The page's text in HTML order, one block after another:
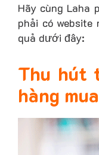
Hãy cùng Laha
phải có website
quả dưới đây:
Thu hút
hàng